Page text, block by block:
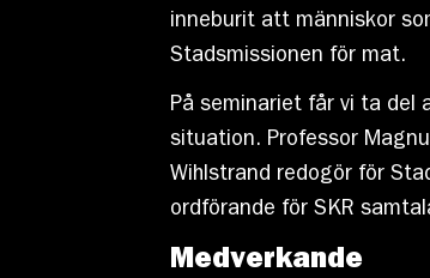
inneburit att människor
Stadsmissionen för mat.
På seminariet får vi ta del
situation. Professor
Wihlstrand redogör för
ordförande för SKR
Medverkande